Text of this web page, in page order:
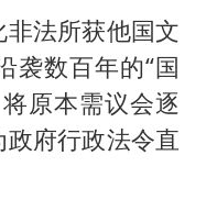
家买深色蛋糕”
男子结婚8年3个女儿均非亲生
男子杀人后逃进深山21年活得像野人
985博士后被曝在妻子孕期出轨后续
法所获他国文
袭数百年的“国
原本需议会逐
府行政法令直